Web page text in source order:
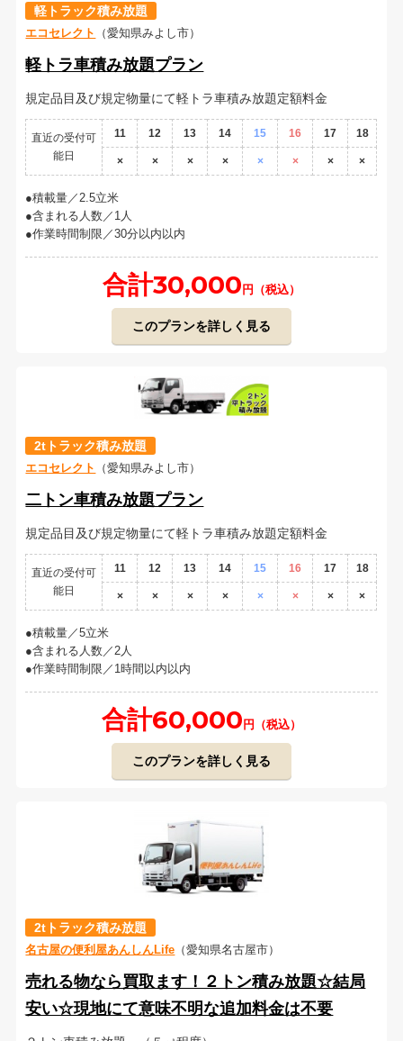
軽トラック積み放題
エコセレクト （愛知県みよし市）
軽トラ車積み放題プラン
規定品目及び規定物量にて軽トラ車積み放題定額料金
直近の受付可
能日
11 12 13 14 15 16 17 18
× × × × × × × ×
積載量／2.5立米
含まれる人数／1人
作業時間制限／30分以内以内
合計30,000 円（税込）
このプランを詳しく見る
2tトラック積み放題
エコセレクト （愛知県みよし市）
二トン車積み放題プラン
規定品目及び規定物量にて軽トラ車積み放題定額料金
直近の受付可
能日
11 12 13 14 15 16 17 18
× × × × × × × ×
積載量／5立米
含まれる人数／2人
作業時間制限／1時間以内以内
合計60,000 円（税込）
このプランを詳しく見る
2tトラック積み放題
名古屋の便利屋あんしんLife （愛知県名古屋市）
売れる物なら買取ます！２トン積み放題☆結局
安い☆現地にて意味不明な追加料金は不要